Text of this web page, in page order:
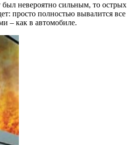
был невероятно сильным, то острых
просто полностью вывалится все
– как в автомобиле.